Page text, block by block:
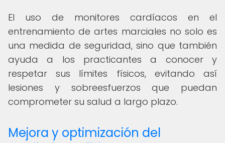
El uso de monitores cardíacos en el
entrenamiento de artes marciales no solo es
una medida de seguridad, sino que también
ayuda a los practicantes a conocer y
respetar sus límites físicos, evitando así
lesiones y sobreesfuerzos que puedan
comprometer su salud a largo plazo.
Mejora y optimización del